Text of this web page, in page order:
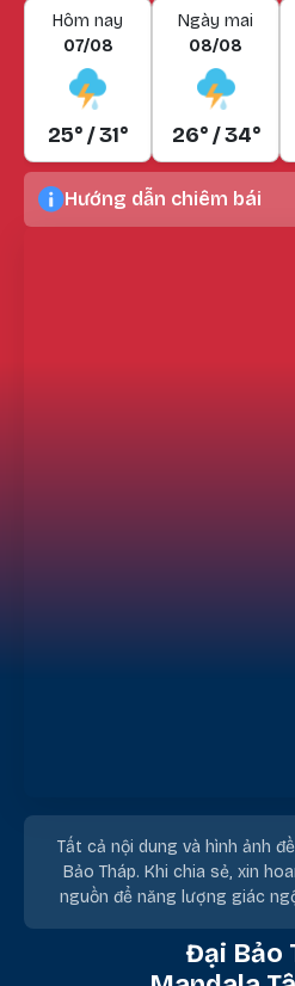
Hôm nay
07/08
25° / 31°
Ngày mai
08/08
26° / 34°
Hướng dẫn chiêm bái
Tất cả nội dung và hình ảnh
Bảo Tháp. Khi chia sẻ, xin
nguồn để năng lượng giác
Đại Bảo